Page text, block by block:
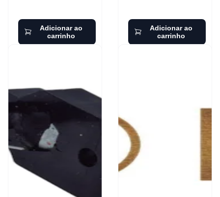
Adicionar ao
carrinho
Adicionar ao
carrinho